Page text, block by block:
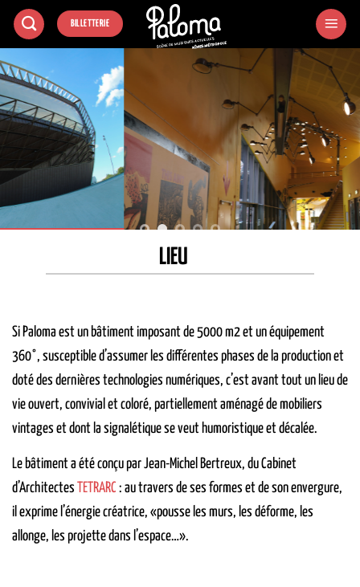
Passer
contenu
BILLETTERIE
LIEU
Si Paloma est un bâtiment imposant de 5000 m2 et un équipement
360°, susceptible d’assumer les différentes phases de la production et
doté des dernières technologies numériques, c’est avant tout un lieu de
vie ouvert, convivial et coloré, partiellement aménagé de mobiliers
vintages et dont la signalétique se veut humoristique et décalée.
Le bâtiment a été conçu par Jean-Michel Bertreux, du Cabinet
d’Architectes
TETRARC : au travers de ses formes et de son envergure,
il exprime l’énergie créatrice, «pousse les murs, les déforme, les
allonge, les projette dans l’espace…».